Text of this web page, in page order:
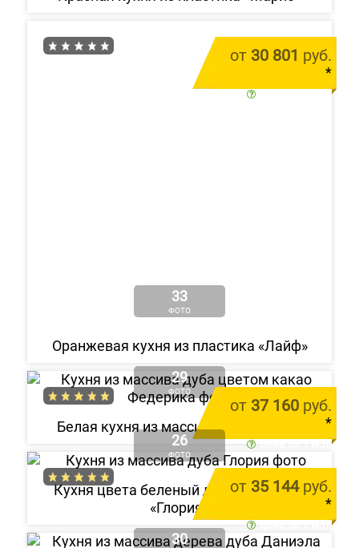
33
ФОТО
от 30 801 руб.
*
Оранжевая кухня из пластика «Лайф»
29
ФОТО
от 37 160 руб.
*
Белая кухня из массива «Федерика»
26
ФОТО
от 35 144руб.
*
Кухня цвета беленый дуб из массива
«Глория»
30